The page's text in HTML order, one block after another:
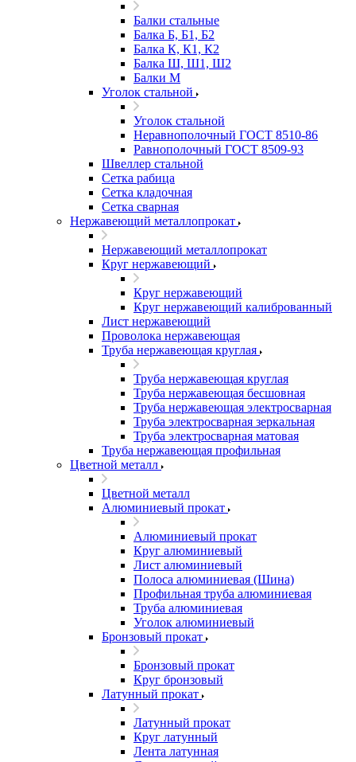
Балки стальные
Балка Б, Б1, Б2
Балка К, К1, К2
Балка Ш, Ш1, Ш2
Балки М
Уголок стальной
Уголок стальной
Неравнополочный ГОСТ 8510-86
Равнополочный ГОСТ 8509-93
Швеллер стальной
Сетка рабица
Сетка кладочная
Сетка сварная
Нержавеющий металлопрокат
Нержавеющий металлопрокат
Круг нержавеющий
Круг нержавеющий
Круг нержавеющий калиброванный
Лист нержавеющий
Проволока нержавеющая
Труба нержавеющая круглая
Труба нержавеющая круглая
Труба нержавеющая бесшовная
Труба нержавеющая электросварная
Труба электросварная зеркальная
Труба электросварная матовая
Труба нержавеющая профильная
Цветной металл
Цветной металл
Алюминиевый прокат
Алюминиевый прокат
Круг алюминиевый
Лист алюминиевый
Полоса алюминиевая (Шина)
Профильная труба алюминиевая
Труба алюминиевая
Уголок алюминиевый
Бронзовый прокат
Бронзовый прокат
Круг бронзовый
Латунный прокат
Латунный прокат
Круг латунный
Лента латунная